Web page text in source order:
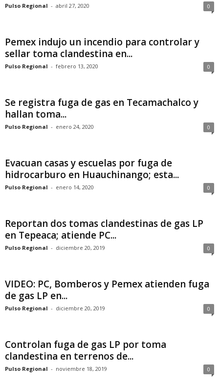
Pulso Regional - abril 27, 2020 0
Pemex indujo un incendio para controlar y
sellar toma clandestina en...
Pulso Regional - febrero 13, 2020 0
Se registra fuga de gas en Tecamachalco y
hallan toma...
Pulso Regional - enero 24, 2020 0
Evacuan casas y escuelas por fuga de
hidrocarburo en Huauchinango; esta...
Pulso Regional - enero 14, 2020 0
Reportan dos tomas clandestinas de gas LP
en Tepeaca; atiende PC...
Pulso Regional - diciembre 20, 2019 0
VIDEO: PC, Bomberos y Pemex atienden fuga
de gas LP en...
Pulso Regional - diciembre 20, 2019 0
Controlan fuga de gas LP por toma
clandestina en terrenos de...
Pulso Regional - noviembre 18, 2019 0